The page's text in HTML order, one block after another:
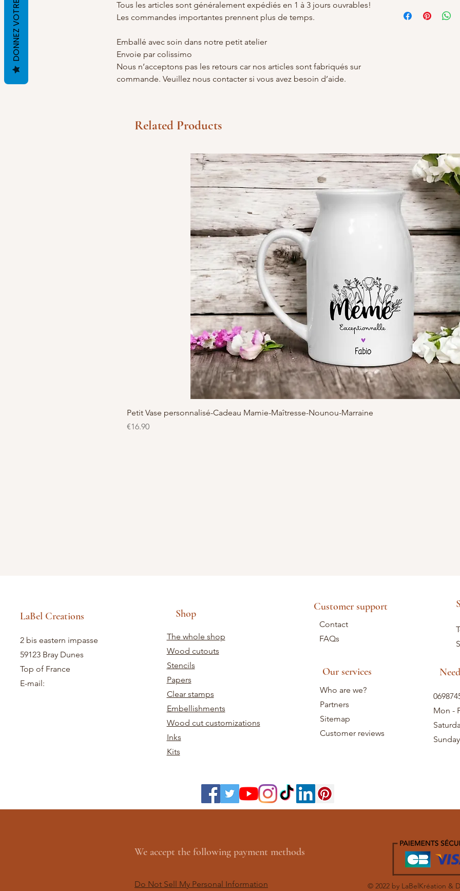
Tous les articles sont généralement expédiés en 1 à 3 jours ouvrables!
Les commandes importantes prennent plus de temps.
Emballé avec soin dans notre petit atelier
Envoie par colissimo
Nous n’acceptons pas les retours car nos articles sont fabriqués sur
commande. Veuillez nous contacter si vous avez besoin d’aide.
Hauteur : 95 mm,
Related Products
Petit Vase personnalisé-Cadeau Mamie-Maîtresse-Nounou-Marraine
Price
€16.90
LaBel Creations
2 bis eastern impasse
59123 Bray Dunes
Top of France
E-mail:
Shop
The whole shop
Wood cutouts
Stencils
Papers
Clear stamps
Embellishments
Wood cut customizations
Inks
Kits
Mon -
We accept the following payment methods
Do Not Sell My Personal Information © 2022 by LaBelKréation &
Who are we?
Partners
Sitemap
Customer reviews
Our services
Contact
FAQs
Customer support
DONNEZ VOTRE AVIS